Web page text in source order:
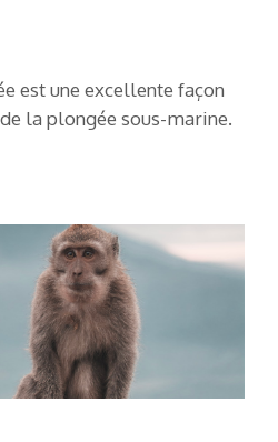
est une excellente façon
la plongée sous-marine.